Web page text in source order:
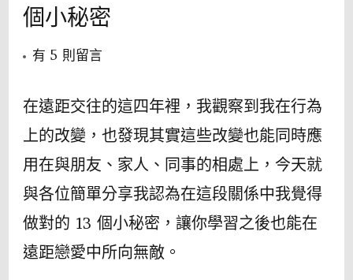
個小秘密
在
從
四
年
遠
距
戀
愛
有 5 則留言
在遠距交往的這四年裡，我觀察到我在行為
上的改變，也發現其實這些改變也能同時應
用在與朋友、家人、同事的相處上，今天就
與各位簡單分享我認為在這段關係中我覺得
做對的 13 個小秘密，讓你學習之後也能在
遠距戀愛中所向無敵。